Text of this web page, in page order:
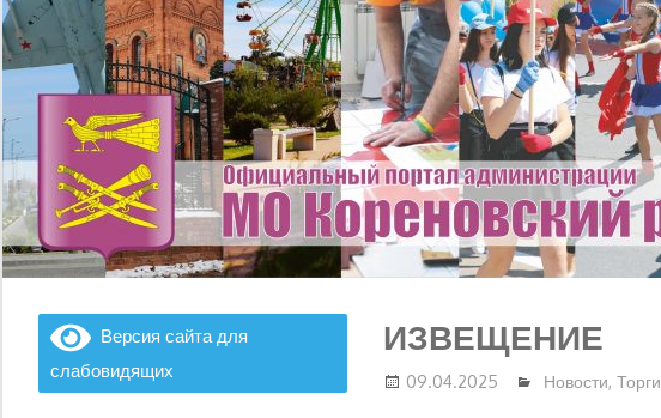
ИЗВЕЩЕНИЕ
09.04.2025 Новости, Торги
Версия сайта для
слабовидящих